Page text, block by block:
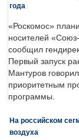
года
«Роскомос»
носителей
сообщил
Первый запуск
Мантуров
приоритетным
программы.
На российском
воздуха